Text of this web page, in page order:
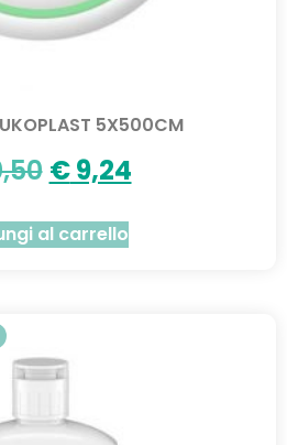
5X500CM
€9,24
al carrello